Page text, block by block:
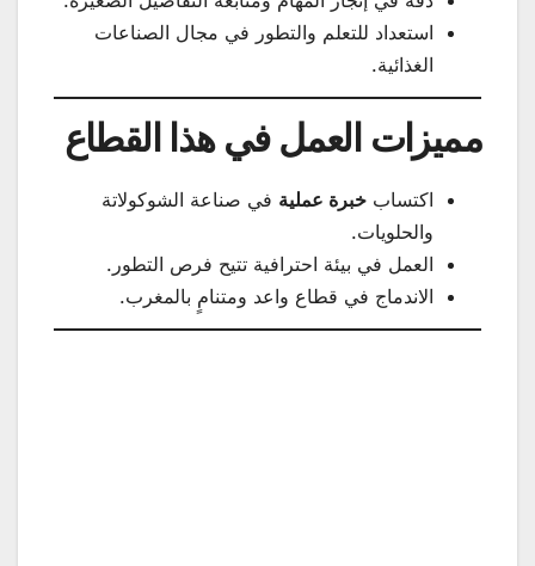
استعداد للتعلم والتطور في مجال الصناعات
الغذائية.
مميزات العمل في هذا القطاع
اكتساب خبرة عملية في صناعة الشوكولاتة
والحلويات.
العمل في بيئة احترافية تتيح فرص التطور.
الاندماج في قطاع واعد ومتنامٍ بالمغرب.